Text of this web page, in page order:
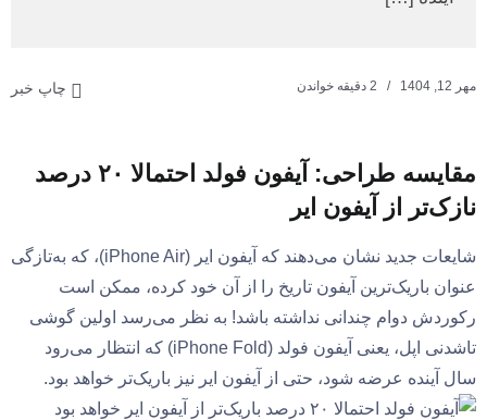
مهر 12, 1404 چاپ خبر
مقایسه طراحی: آیفون فولد احتمالا ۲۰ درصد
نازک‌تر از آیفون ایر
شایعات جدید نشان می‌دهند که آیفون ایر (iPhone Air)، که به‌تازگی
عنوان باریک‌ترین آیفون تاریخ را از آن خود کرده، ممکن است
رکوردش دوام چندانی نداشته باشد! به نظر می‌رسد اولین گوشی
تاشدنی اپل، یعنی آیفون فولد (iPhone Fold) که انتظار می‌رود
سال آینده عرضه شود، حتی از آیفون ایر نیز باریک‌تر خواهد بود.